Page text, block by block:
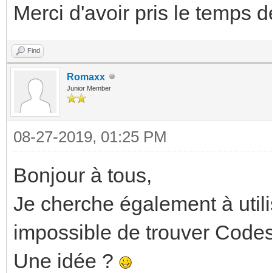
Merci d'avoir pris le temps
Find
Romaxx
Junior Member
08-27-2019, 01:25 PM
Bonjour à tous,
Je cherche également à
impossible de trouver
Une idée ?